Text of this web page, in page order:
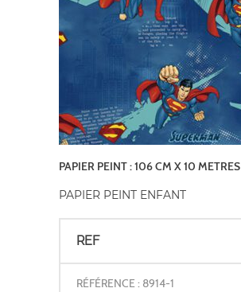
PAPIER PEINT : 106 CM X 10 METRES
PAPIER PEINT ENFANT
REF
RÉFÉRENCE : 8914-1